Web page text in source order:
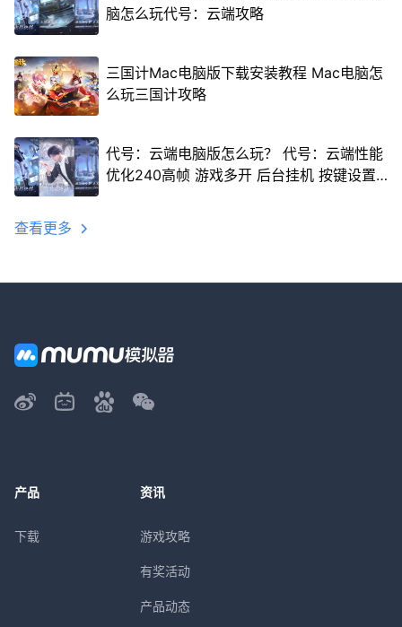
脑怎么玩代号：云端攻略
三国计Mac电脑版下载安装教程 Mac电脑怎
么玩三国计攻略
代号：云端电脑版怎么玩？ 代号：云端性能
优化240高帧 游戏多开 后台挂机 按键设置
查看更多
产品
下载
资讯
游戏攻略
有奖活动
产品动态